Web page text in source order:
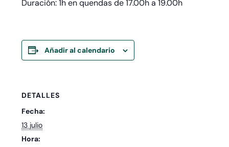
Duración: 1h en quendas de 17.00h a 19.00h
Añadir al calendario
DETALLES
Fecha:
13 julio
Hora: